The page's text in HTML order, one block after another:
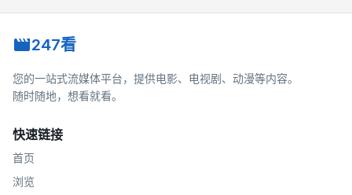
247看
您的一站式流媒体平台，提供电影、电视剧、动漫等内容。
随时随地，想看就看。
快速链接
首页
浏览